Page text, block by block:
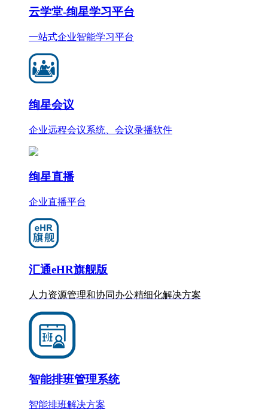
云学堂-绚星学习平台
一站式企业智能学习平台
绚星会议
企业远程会议系统、会议录播软件
绚星直播
企业直播平台
汇通eHR旗舰版
人力资源管理和协同办公精细化解决方案
智能排班管理系统
智能排班解决方案